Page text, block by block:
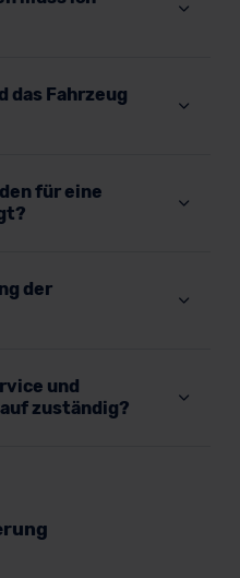
das Fahrzeug
für eine
der
und
zuständig?